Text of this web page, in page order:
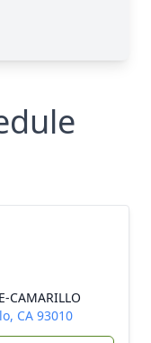
CAMARILLO
CA 93010